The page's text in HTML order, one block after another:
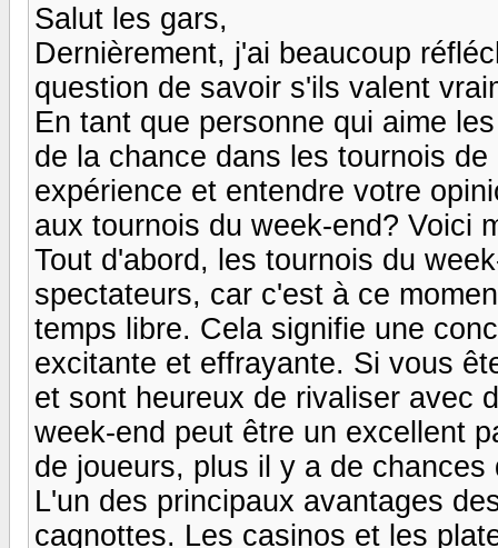
Salut les gars,
Dernièrement, j'ai beaucoup
question de savoir s'ils valent
En tant que personne qui aime
de la chance dans les tournois
expérience et entendre votre
aux tournois du week-end? Voici
Tout d'abord, les tournois du
spectateurs, car c'est à ce
temps libre. Cela signifie une
excitante et effrayante. Si vous
et sont heureux de rivaliser avec
week-end peut être un excellent
de joueurs, plus il y a de
L'un des principaux avantages
cagnottes. Les casinos et les